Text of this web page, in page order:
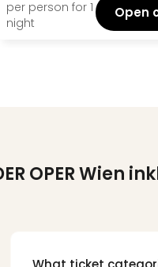
per person for 1
night
Open
OPER